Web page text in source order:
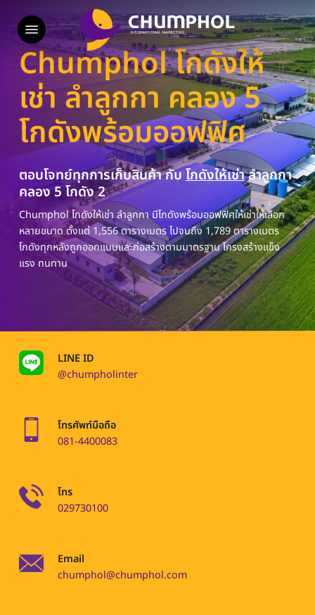
main
content
Menu
Chumphol โกดังให้
เช่า ลำลูกกา คลอง 5
โกดังพร้อมออฟฟิศ
ตอบโจทย์ทุกการเก็บสินค้า กับโกดังให้เช่าลำลูกกา
คลอง 5 โกดัง 2
Chumphol โกดังให้เช่า ลำลูกกา มีโกดังพร้อมออฟฟิศให้เช่าให้เลือก
หลายขนาด ตั้งแต่ 1,556 ตารางเมตร ไปจนถึง 1,789 ตารางเมตร
โกดังทุกหลังถูกออกแบบและก่อสร้างตามมาตรฐาน โครงสร้างแข็ง
แรง ทนทาน
LINE ID
@chumpholinter
โทรศัพท์มือถือ
081-4400083
โทร
029730100
Email
chumphol@chumphol.com